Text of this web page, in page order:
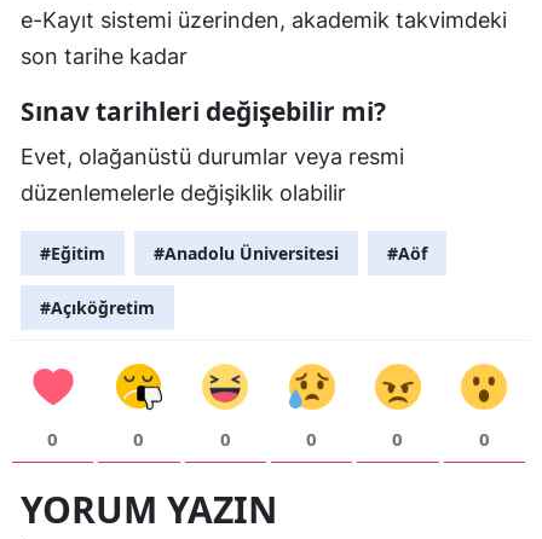
e-Kayıt sistemi üzerinden, akademik takvimdeki
son tarihe kadar
Sınav tarihleri değişebilir mi?
Evet, olağanüstü durumlar veya resmi
düzenlemelerle değişiklik olabilir
#Eğitim #Anadolu Üniversitesi #Aöf
#Açıköğretim
0 0 0 0 0 0
YORUM YAZIN